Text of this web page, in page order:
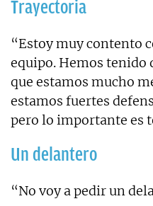
Trayectoria
“Estoy muy contento
equipo. Hemos tenido
que estamos mucho
estamos fuertes
pero lo importante es
Un delantero
“No voy a pedir un